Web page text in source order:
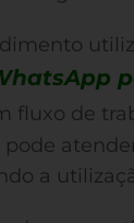
fluxo de
a